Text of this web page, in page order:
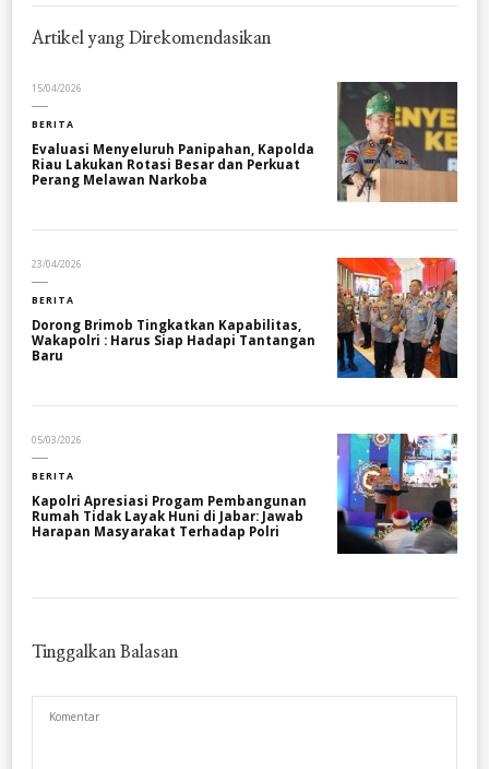
Artikel yang Direkomendasikan
15/04/2026
BERITA
Evaluasi Menyeluruh Panipahan, Kapolda
Riau Lakukan Rotasi Besar dan Perkuat
Perang Melawan Narkoba
23/04/2026
BERITA
Dorong Brimob Tingkatkan Kapabilitas,
Wakapolri : Harus Siap Hadapi Tantangan
Baru
05/03/2026
BERITA
Kapolri Apresiasi Progam Pembangunan
Rumah Tidak Layak Huni di Jabar: Jawab
Harapan Masyarakat Terhadap Polri
Tinggalkan Balasan